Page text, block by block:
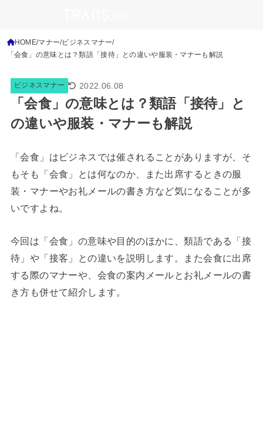
HOME マナー ビジネスマナー
「会食」の意味とは？類語「接待」との違いや服装・マナーも解説
ビジネスマナー 2022.06.08
「会食」の意味とは？類語「接待」と
の違いや服装・マナーも解説
「会食」はビジネスでは催されることがありますが、そ
もそも「会食」とは何なのか、また出席するときの服
装・マナーやお礼メールの書き方など気になることが多
いですよね。
今回は「会食」の意味や目的のほかに、類語である「接
待」や「接客」との違いを説明します。また会食に出席
する際のマナーや、会食の案内メールとお礼メールの書
き方も併せて紹介します。